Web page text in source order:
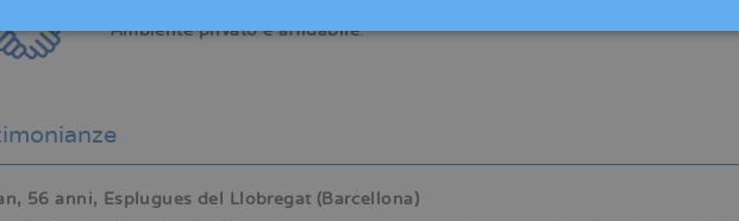
Ambiente privato e affidabile.
56 anni, Esplugues del Llobregat (Barcellona)